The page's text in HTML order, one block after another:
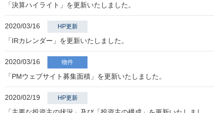
「決算ハイライト」を更新いたしました。
2020/03/16 HP更新
「IRカレンダー」を更新いたしました。
2020/03/16 物件
「PMウェブサイト募集面積」を更新いたしました。
2020/02/19 HP更新